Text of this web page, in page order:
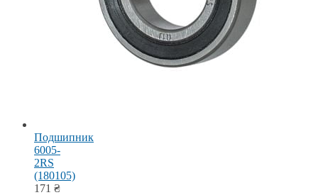
Подшипник
6005-
2RS
(180105)
171 ₴